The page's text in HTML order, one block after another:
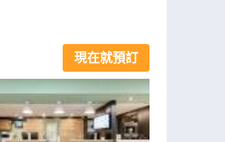
現在就預訂